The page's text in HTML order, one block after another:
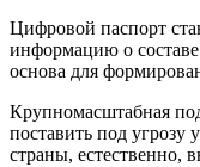
Цифровой паспорт
информацию о составе
основа для
Крупномасштабная
поставить под угрозу
страны, естественно,